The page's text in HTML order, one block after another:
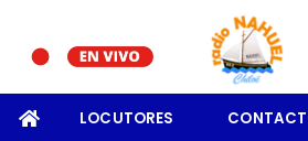
LOCUTORES